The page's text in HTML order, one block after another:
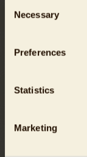
Selection
Necessary
Preferences
Statistics
Marketing
Weihnachten im
November 2025
ausgenommen
24. & 31.
Tickets ab 15,90
attraktiven